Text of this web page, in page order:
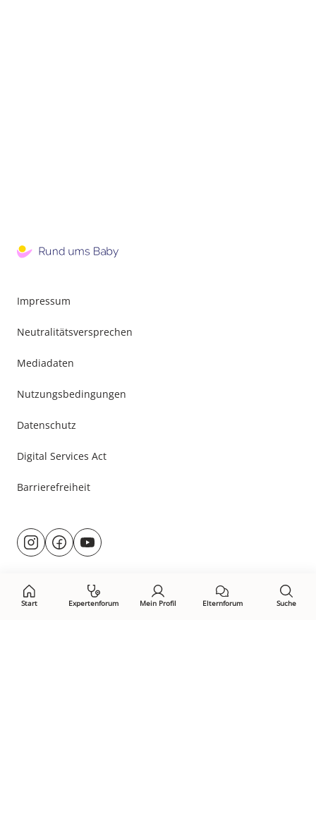
Start Expertenforum Mein Profil Elternforum Suche
Impressum
Neutralitätsversprechen
Mediadaten
Nutzungsbedingungen
Datenschutz
Digital Services Act
Barrierefreiheit
Besuche
uns@rund.ums.baby
facebook.com/rundumsbaby.de
youtube.com/@rundumsbaby_